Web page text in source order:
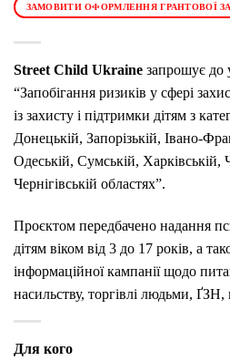
ЗАМОВИТИ ОФОРМЛЕННЯ ГРАНТОВОЇ
Street Child Ukraine запрошує до
“Запобігання ризиків у сфері
із захисту і підтримки дітям з
Донецькій, Запорізькій, Івано-
Одеській, Сумській, Харківській,
Чернігівській областях”.
Проєктом передбачено надання
дітям віком від 3 до 17 років, а
інформаційної кампанії щодо
насильству, торгівлі людьми, ҐЗН,
Для кого